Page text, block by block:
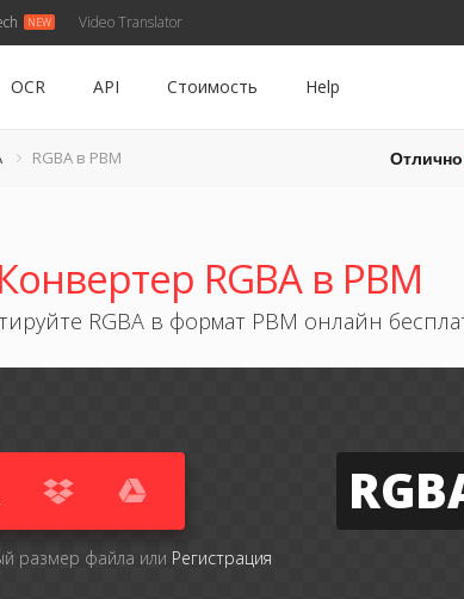
Video Translator
OCR API Стоимость Help
RGBA в PBM Отлично
Конвертер RGBA в PBM
RGBA в формат PBM онлайн
размер файла или Регистрация